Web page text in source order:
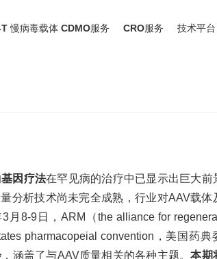
慢病毒载体 CDMO服务 CRO服务 技术平台
基因疗法在罕见病的治疗中已显示出巨大前
分析技术尚未完全成熟，行业对AAV载体
8-9日，ARM（the alliance for
pharmacopeial convention，美国药典
，涵盖了与AAV质量相关的各种主题。本期